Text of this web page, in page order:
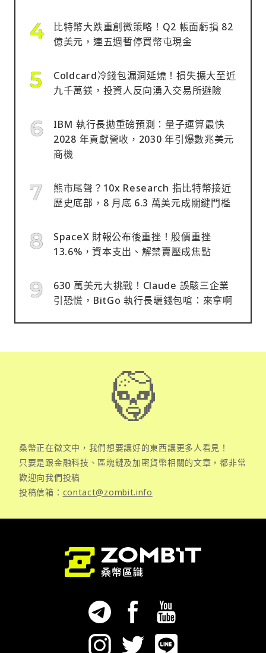
比特幣大跌重創微策略！Q2 帳面虧損 82
億美元，連五週暫停買幣屯現金
Coldcard冷錢包漏洞延燒！損失擴大至近
九千萬鎂，投資人反向湧入交易所避險
IBM 執行長拋重磅預測：量子運算最快
2028 年貢獻營收，2030 年引爆數兆美元
商機
熊市尾聲？10x Research 指比特幣接近
歷史底部，8 月底 6.3 萬美元成關鍵門檻
SpaceX 財報公布後重挫！股價重挫
13.6%，資本支出、解禁賣壓成焦點
630 萬美元大挑戰！Claude 誤駭三企業
引恐慌，BitGo 執行長曬錢包嗆：來拿啊
桑幣正在徵文中，我們想要讓好的東西讓更多人看見！
只要是跟金融科技、區塊鏈及加密貨幣相關的文章，都非常
歡迎向我們投稿
投稿信箱： contact@zombit.info